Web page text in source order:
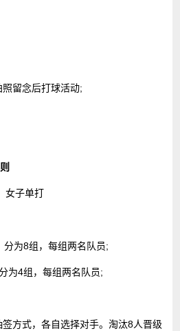
留念后打球活动;
女子单打
为8组，每组两名队员;
为4组，每组两名队员;
方式，各自选择对手。淘汰8人晋级